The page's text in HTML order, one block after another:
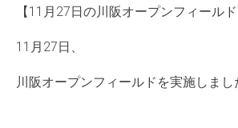
【11月27日の川阪オープンフィールド
11月27日、
川阪オープンフィールドを実施しまし